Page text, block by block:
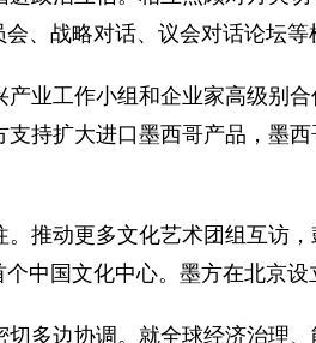
、战略对话、议会对话论坛
工作小组和企业家高级别合
持扩大进口墨西哥产品，墨
动更多文化艺术团组互访，
中国文化中心。墨方在北京设
边协调。就全球经济治理、